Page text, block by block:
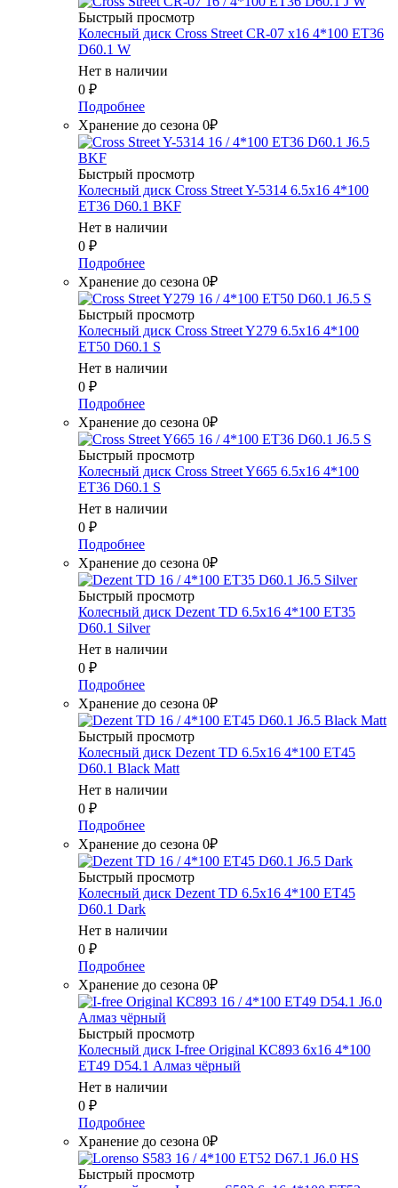
Быстрый просмотр
Колесный диск Cross Street CR-07 x16 4*100 ET36
D60.1 W
Нет в наличии
0 ₽
Подробнее
Хранение до сезона 0₽
Быстрый просмотр
Колесный диск Cross Street Y-5314 6.5x16 4*100
ET36 D60.1 BKF
Нет в наличии
0 ₽
Подробнее
Хранение до сезона 0₽
Быстрый просмотр
Колесный диск Cross Street Y279 6.5x16 4*100
ET50 D60.1 S
Нет в наличии
0 ₽
Подробнее
Хранение до сезона 0₽
Быстрый просмотр
Колесный диск Cross Street Y665 6.5x16 4*100
ET36 D60.1 S
Нет в наличии
0 ₽
Подробнее
Хранение до сезона 0₽
Быстрый просмотр
Колесный диск Dezent TD 6.5x16 4*100 ET35
D60.1 Silver
Нет в наличии
0 ₽
Подробнее
Хранение до сезона 0₽
Быстрый просмотр
Колесный диск Dezent TD 6.5x16 4*100 ET45
D60.1 Black Matt
Нет в наличии
0 ₽
Подробнее
Хранение до сезона 0₽
Быстрый просмотр
Колесный диск Dezent TD 6.5x16 4*100 ET45
D60.1 Dark
Нет в наличии
0 ₽
Подробнее
Хранение до сезона 0₽
Быстрый просмотр
Колесный диск I-free Original КС893 6x16 4*100
ET49 D54.1 Алмаз чёрный
Нет в наличии
0 ₽
Подробнее
Хранение до сезона 0₽
Быстрый просмотр